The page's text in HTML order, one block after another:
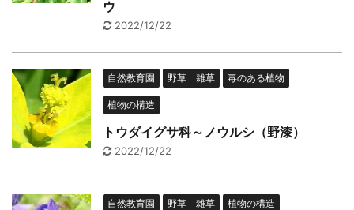
ウ
2022/12/22
自然教育園 野草 雑草 毒のある植物
植物の構造
トウダイグサ科～ノウルシ（野漆）
2022/12/22
自然教育園 野草 雑草 植物の構造